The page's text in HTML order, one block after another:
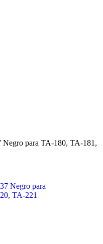
para TA-180, TA-181,